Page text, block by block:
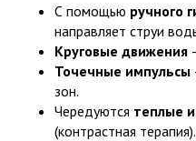
С помощью ручного
направляет струи
Круговые движения
Точечные импульсы
зон.
Чередуются теплые
(контрастная терапия).